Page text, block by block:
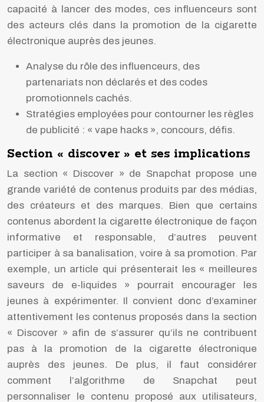
capacité à lancer des modes, ces influenceurs sont
des acteurs clés dans la promotion de la cigarette
électronique auprès des jeunes.
Analyse du rôle des influenceurs, des
partenariats non déclarés et des codes
promotionnels cachés.
Stratégies employées pour contourner les règles
de publicité : « vape hacks », concours, défis.
Section « discover » et ses implications
La section « Discover » de Snapchat propose une
grande variété de contenus produits par des médias,
des créateurs et des marques. Bien que certains
contenus abordent la cigarette électronique de façon
informative et responsable, d’autres peuvent
participer à sa banalisation, voire à sa promotion. Par
exemple, un article qui présenterait les « meilleures
saveurs de e-liquides » pourrait encourager les
jeunes à expérimenter. Il convient donc d’examiner
attentivement les contenus proposés dans la section
« Discover » afin de s’assurer qu’ils ne contribuent
pas à la promotion de la cigarette électronique
auprès des jeunes. De plus, il faut considérer
comment l’algorithme de Snapchat peut
personnaliser le contenu proposé aux utilisateurs,